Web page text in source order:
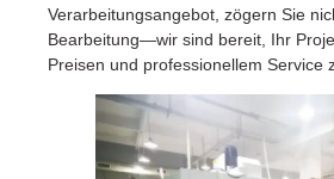
Verarbeitungsangebot, zögern Sie
Bearbeitung—wir sind bereit, Ihr
Preisen und professionellem Service